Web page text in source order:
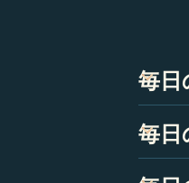
毎日
タブ
毎日